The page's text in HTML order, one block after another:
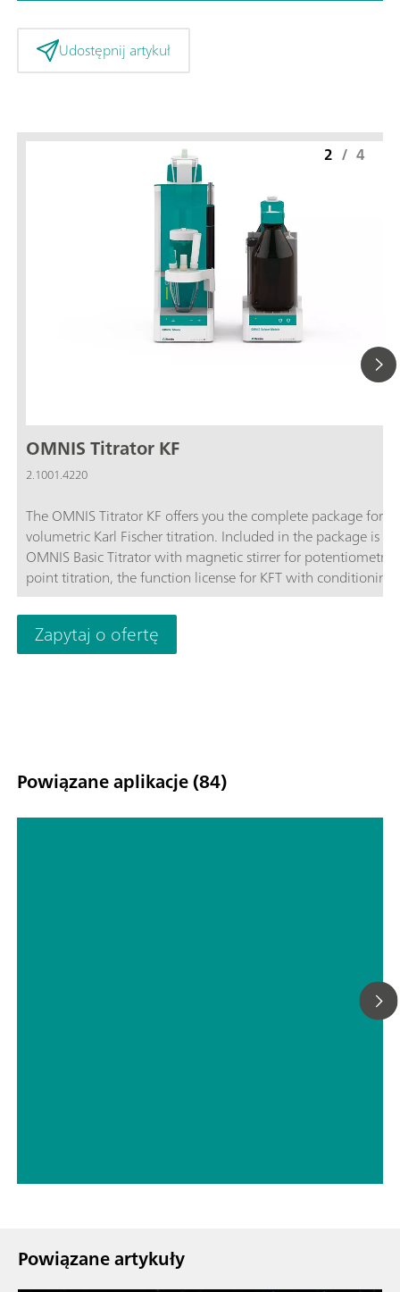
Udostępnij artykuł
OMNIS Titrator KF
2.1001.4220
The OMNIS Titrator KF offers you the complete package for
volumetric Karl Fischer titration. Included in the package is
OMNIS Basic Titrator with magnetic stirrer for potentiometric
point titration, the function license for KFT with
OMNIS Solvent Module and the complete accessories for
Karl Fischer titration.Benefit from the unique user-
automatic start of titration after sample addition and
safety thanks to contact-free reagent handling with the 3S-
2 / 4
Zapytaj o ofertę
Powiązane aplikacje (84)
Powiązane artykuły